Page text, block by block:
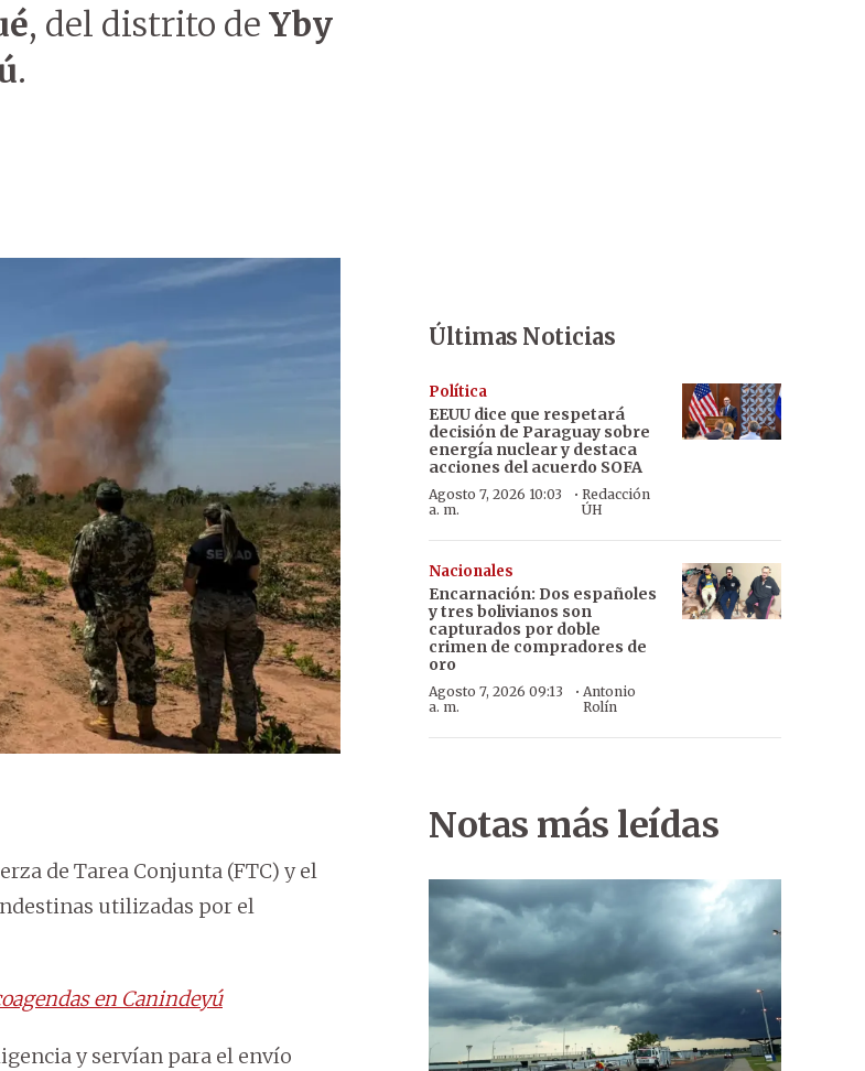
, del distrito de Yby
.
de Tarea Conjunta (FTC) y el
utilizadas por el
en Canindeyú
y servían para el envío
Últimas Noticias
Política
EEUU dice que respetará
decisión de Paraguay sobre
energía nuclear y destaca
acciones del acuerdo SOFA
Agosto 7, 2026 10:03
a. m.
· Redacción
ÚH
Nacionales
Encarnación: Dos españoles
y tres bolivianos son
capturados por doble
crimen de compradores de
oro
Agosto 7, 2026 09:13
a. m.
·Antonio
Rolín
Notas más leídas